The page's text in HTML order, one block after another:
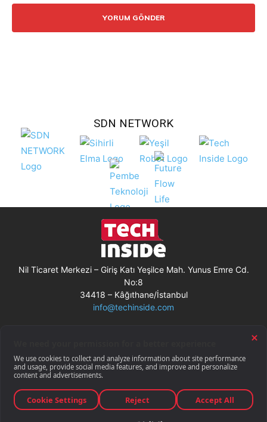
SDN NETWORK
Nil Ticaret Merkezi – Giriş Katı Yeşilce Mah. Yunus Emre Cd.
No:8
34418 – Kâğıthane/İstanbul
info@techinside.com
Gizlilik Bildirimi
RSS
© Techinside.com, İnternet Medyası